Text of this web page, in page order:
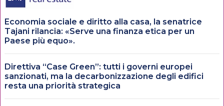
Economia sociale e diritto alla casa, la senatrice
Tajani rilancia: «Serve una finanza etica per un
Paese più equo».
Direttiva “Case Green”: tutti i governi europei
sanzionati, ma la decarbonizzazione degli edifici
resta una priorità strategica